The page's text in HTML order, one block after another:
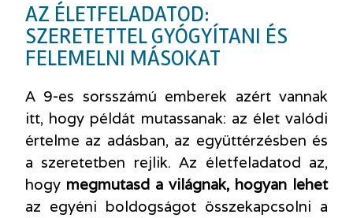
AZ ÉLETFELADATOD:
SZERETETTEL GYÓGYÍTANI ÉS
FELEMELNI MÁSOKAT
A 9-es sorsszámú emberek azért vannak
itt, hogy példát mutassanak: az élet valódi
értelme az adásban, az együttérzésben és
a szeretetben rejlik. Az életfeladatod az,
hogy megmutasd a világnak, hogyan lehet
az egyéni boldogságot összekapcsolni a